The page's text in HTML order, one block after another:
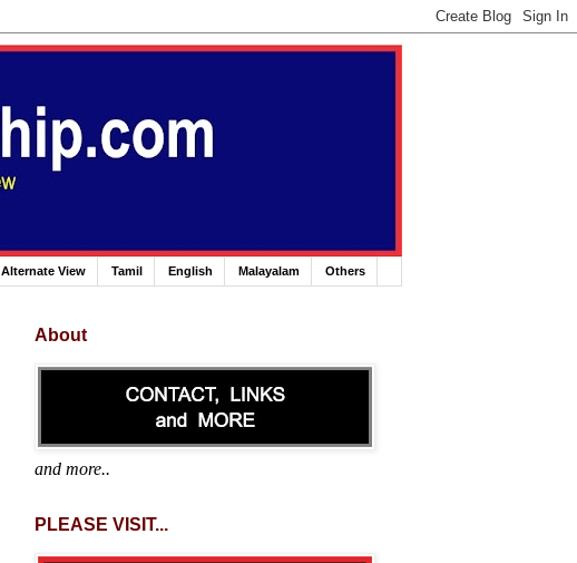
Alternate View Tamil English Malayalam Others
About
and more..
PLEASE VISIT...